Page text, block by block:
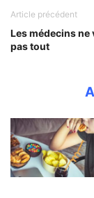
Article précédent
Les médecins ne
pas tout